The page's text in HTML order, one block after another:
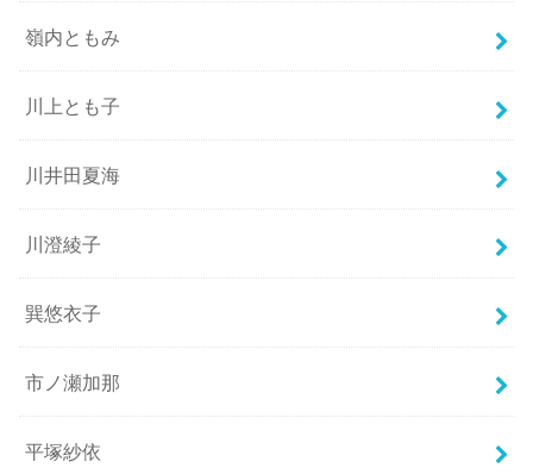
嶺内ともみ
川上とも子
川井田夏海
川澄綾子
巽悠衣子
市ノ瀬加那
平塚紗依